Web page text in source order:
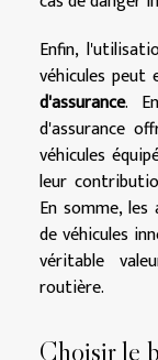
Enfin,
véhicules
d'assurance.
d'assurance
véhicules
leur
En somme,
de véhicules
véritable
routière.
Choisir le